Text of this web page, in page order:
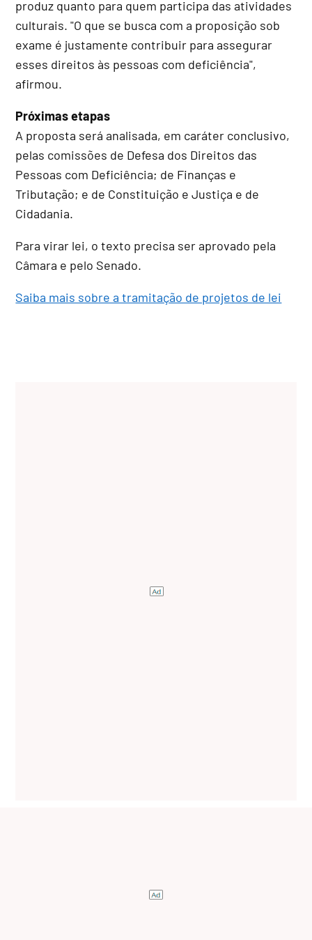
produz quanto para quem participa das atividades
culturais. "O que se busca com a proposição sob
exame é justamente contribuir para assegurar
esses direitos às pessoas com deficiência",
afirmou.
Próximas etapas
A proposta será analisada, em caráter conclusivo,
pelas comissões de Defesa dos Direitos das
Pessoas com Deficiência; de Finanças e
Tributação; e de Constituição e Justiça e de
Cidadania.
Para virar lei, o texto precisa ser aprovado pela
Câmara e pelo Senado.
Saiba mais sobre a tramitação de projetos de lei